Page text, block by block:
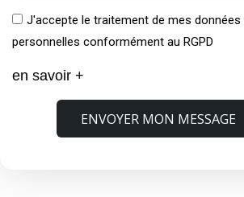
J'accepte le traitement de mes données
personnelles conformément au RGPD
en savoir +
ENVOYER MON MESSAGE